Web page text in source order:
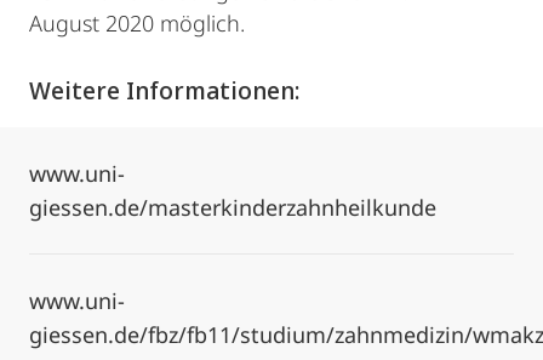
August 2020 möglich.
Weitere Informationen:
www.uni-
giessen.de/masterkinderzahnheilkunde
www.uni-
giessen.de/fbz/fb11/studium/zahnmedizin/